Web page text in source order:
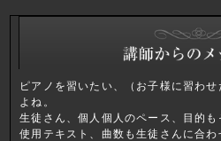
ピアノを習いたい、（お子様に習わ
よね。
生徒さん、個人個人のペース、目的も
使用テキスト、曲数も生徒さんに合